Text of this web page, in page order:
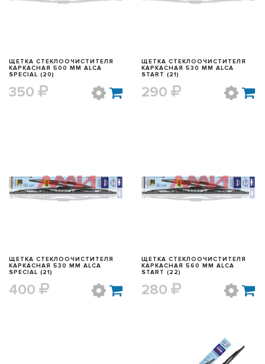
ЩЕТКА СТЕКЛООЧИСТИТЕЛЯ
КАРКАСНАЯ 500 ММ ALCA
SPECIAL (20)
350
ЩЕТКА СТЕКЛООЧИСТИТЕЛЯ
КАРКАСНАЯ 530 ММ ALCA
START (21)
290
БЫСТРЫЙ ПРОСМОТР
ЩЕТКА СТЕКЛООЧИСТИТЕЛЯ
КАРКАСНАЯ 530 ММ ALCA
SPECIAL (21)
400
БЫСТРЫЙ ПРОСМОТР
ЩЕТКА СТЕКЛООЧИСТИТЕЛЯ
КАРКАСНАЯ 560 ММ ALCA
START (22)
280